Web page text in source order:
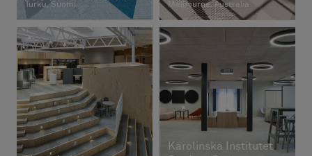
Turku, Suomi Melbourne, Australia
Karolinska Institutet